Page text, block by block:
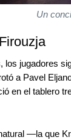
Un
los jugadores
a Pavel
en el tablero
—la que